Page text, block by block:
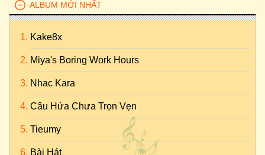
ALBUM MỚI NHẤT
Kake8x
Miya's Boring Work Hours
Nhac Kara
Câu Hứa Chưa Trọn Vẹn
Tieumy
Bài Hát